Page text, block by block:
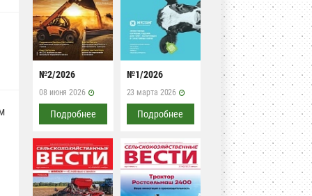
№2/2026
08 июня 2026
Подробнее
№1/2026
23 марта 2026
Подробнее